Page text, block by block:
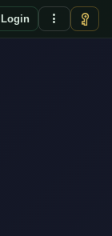
Login more_vert vpn_key